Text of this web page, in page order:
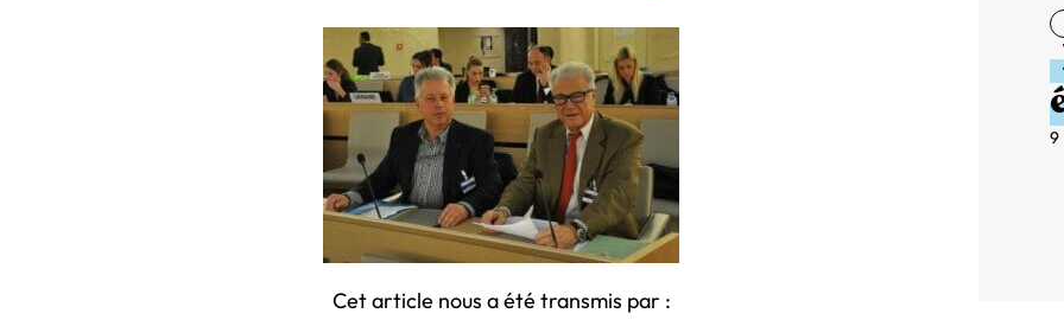
Cet article nous a été transmis par :